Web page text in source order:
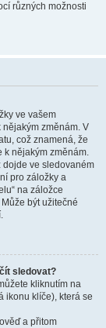
různých možnosti
ve vašem
změnám. V
což znamená, že
k nějakým změnám.
dojde ve sledovaném
pro záložky a
na záložce
být užitečné
sledovat?
kliknutím na
ikonu klíče), která se
a přitom